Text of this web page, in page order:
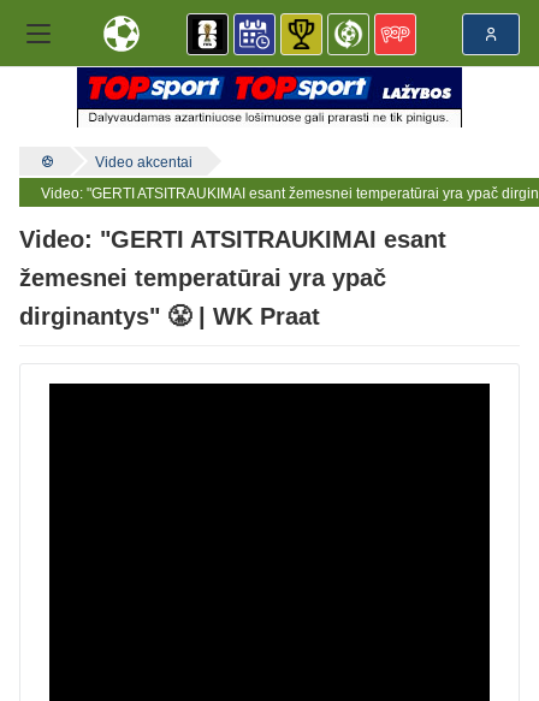
Video akcentai
Video: "GERTI ATSITRAUKIMAI esant žemesnei temperatūrai yra ypač
Video: "GERTI ATSITRAUKIMAI esant
žemesnei temperatūrai yra ypač
dirginantys" 😤 | WK Praat